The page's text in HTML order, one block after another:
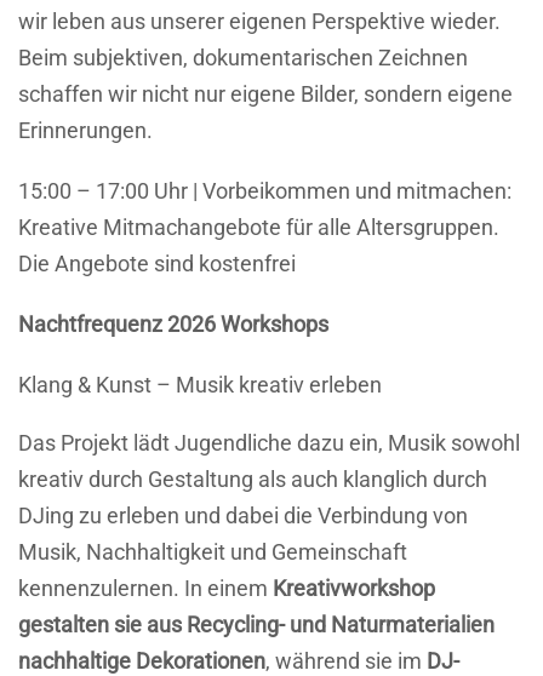
wir leben aus unserer eigenen Perspektive wieder.
Beim subjektiven, dokumentarischen Zeichnen
schaffen wir nicht nur eigene Bilder, sondern eigene
Erinnerungen.
15:00 – 17:00 Uhr | Vorbeikommen und mitmachen:
Kreative Mitmachangebote für alle Altersgruppen.
Die Angebote sind kostenfrei
Nachtfrequenz 2026 Workshops
Klang & Kunst – Musik kreativ erleben
Das Projekt lädt Jugendliche dazu ein, Musik sowohl
kreativ durch Gestaltung als auch klanglich durch
DJing zu erleben und dabei die Verbindung von
Musik, Nachhaltigkeit und Gemeinschaft
kennenzulernen. In einem Kreativworkshop
gestalten sie aus Recycling- und Naturmaterialien
nachhaltige Dekorationen, während sie im DJ-